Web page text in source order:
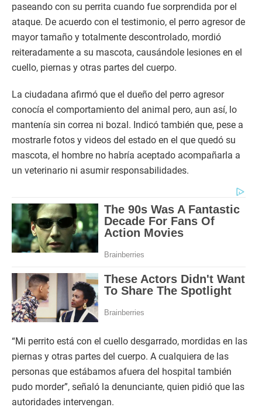
paseando con su perrita cuando fue sorprendida por el
ataque. De acuerdo con el testimonio, el perro agresor de
mayor tamaño y totalmente descontrolado, mordió
reiteradamente a su mascota, causándole lesiones en el
cuello, piernas y otras partes del cuerpo.
La ciudadana afirmó que el dueño del perro agresor
conocía el comportamiento del animal pero, aun así, lo
mantenía sin correa ni bozal. Indicó también que, pese a
mostrarle fotos y videos del estado en el que quedó su
mascota, el hombre no habría aceptado acompañarla a
un veterinario ni asumir responsabilidades.
“Mi perrito está con el cuello desgarrado, mordidas en las
piernas y otras partes del cuerpo. A cualquiera de las
personas que estábamos afuera del hospital también
pudo morder”, señaló la denunciante, quien pidió que las
autoridades intervengan.